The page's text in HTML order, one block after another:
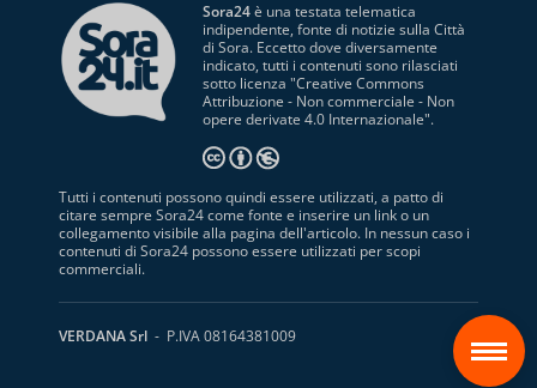
Sora24è una testata telematica
indipendente, fonte di notizie sulla Città
di Sora. Eccetto dove diversamente
indicato, tutti i contenuti sono rilasciati
sotto licenza "Creative Commons
Attribuzione - Non commerciale - Non
opere derivate 4.0 Internazionale".
Tutti i contenuti possono quindi essere utilizzati, a patto di
citare sempre Sora24 come fonte e inserire un link o un
collegamento visibile alla pagina dell'articolo. In nessun caso i
contenuti di Sora24 possono essere utilizzati per scopi
commerciali.
VERDANA Srl - P.IVA 08164381009